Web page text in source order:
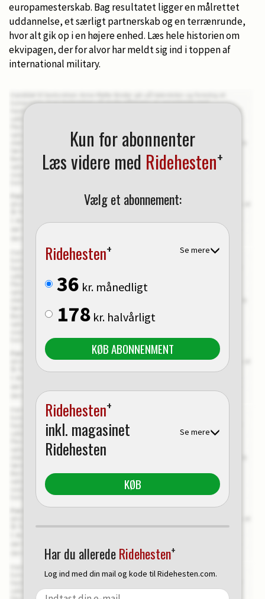
europamesterskab. Bag resultatet ligger en målrettet
uddannelse, et særligt partnerskab og en terrænrunde,
hvor alt gik op i en højere enhed. Læs hele historien om
ekvipagen, der for alvor har meldt sig ind i toppen af
international military.
Kun for abonnenter
Læs videre med Ridehesten+
Vælg et abonnement:
Ridehesten+ Se mere
36 kr. månedligt
178 kr. halvårligt
KØB ABONNENMENT
Ridehesten+
inkl. magasinet
Ridehesten
Se mere
KØB
Har du alleredeRidehesten+
Log ind med din mail og kode til Ridehesten.com.